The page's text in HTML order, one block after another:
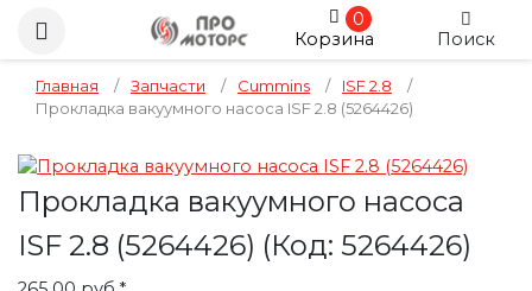
0
Корзина
Поиск
Главная / Запчасти / Cummins / ISF 2.8
/
Прокладка вакуумного насоса ISF 2.8 (5264426)
Прокладка вакуумного насоса
ISF 2.8 (5264426) (Код: 5264426)